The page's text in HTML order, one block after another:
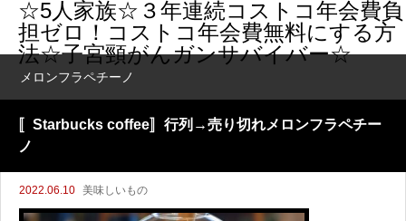
☆5人家族☆３年連続コストコ年会費負
担ゼロ！コストコ年会費無料にする方
法☆子宮頸がんガンサバイバー☆
メロンフラペチーノ
〚Starbucks coffee〛行列→売り切れメロンフラペチー
ノ
2022.06.10 美味しいもの